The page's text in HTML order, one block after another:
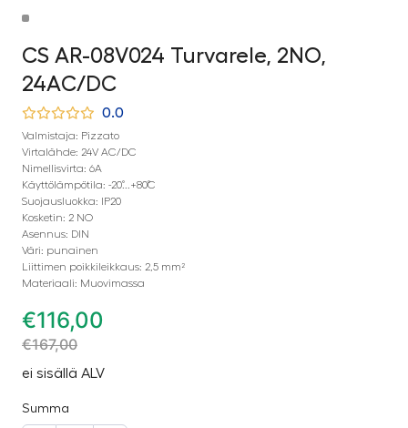
CS AR-08V024 Turvarele, 2NO,
24AC/DC
0.0
Valmistaja: Pizzato
Virtalähde: 24V AC/DC
Nimellisvirta: 6A
Käyttölämpötila: -20˚...+80˚C
Suojausluokka: IP20
Kosketin: 2 NO
Asennus: DIN
Väri: punainen
Liittimen poikkileikkaus: 2,5 mm²
Materiaali: Muovimassa
€116,00
€167,00
ei sisällä ALV
Summa